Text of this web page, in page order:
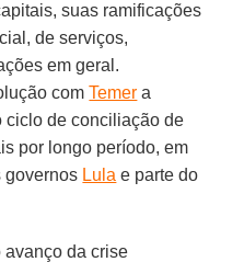
suas ramificações
de serviços,
em geral.
comTemer a
ciclo de conciliação de
por longo período, em
governos Lula e parte do
avanço da crise